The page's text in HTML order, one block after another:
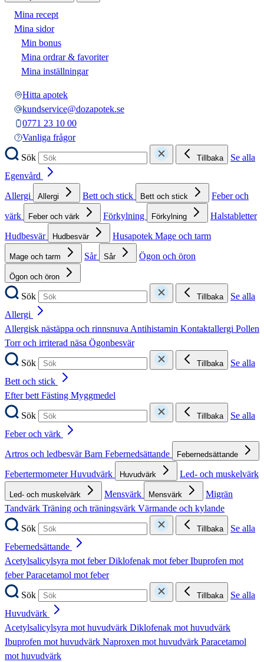
Mina recept
Mina sidor
Min bonus
Mina ordrar & favoriter
Mina inställningar
Hitta apotek
kundservice@dozapotek.se
0771 23 10 00
Vanliga frågor
Sök
Tillbaka
Se alla
Egenvård
Allergi
Allergi Bett och stick Bett och stick
Feber och
värk
Feber och värk Förkylning Förkylning
Halstabletter
Hudbesvär
Hudbesvär Husapotek Mage och tarm
Mage och tarm Sår Sår Ögon och öron
Ögon och öron
Sök Tillbaka
Se alla
Allergi
Allergisk nästäppa och rinnsnuvaAntihistamin Kontaktallergi Pollen
Torr och irriterad näsa Ögonbesvär
Sök
Tillbaka
Se alla
Bett och stick
Efter bettFästing Myggmedel
Sök
Tillbaka
Se alla
Feber och värk
Artros och ledbesvärBarn Febernedsättande Febernedsättande
FebertermometerHuvudvärk Huvudvärk Led- och muskelvärk
Led- och muskelvärk Mensvärk Mensvärk
Migrän
Tandvärk Träning och träningsvärk Värmande och kylande
Sök
Tillbaka
Se alla
Febernedsättande
Acetylsalicylsyra mot feberDiklofenak mot feberIbuprofen mot
feberParacetamol mot feber
Sök
Tillbaka
Se alla
Huvudvärk
Acetylsalicylsyra mot huvudvärk Diklofenak mot huvudvärk
Ibuprofen mot huvudvärk Naproxen mot huvudvärk Paracetamol
mot huvudvärk